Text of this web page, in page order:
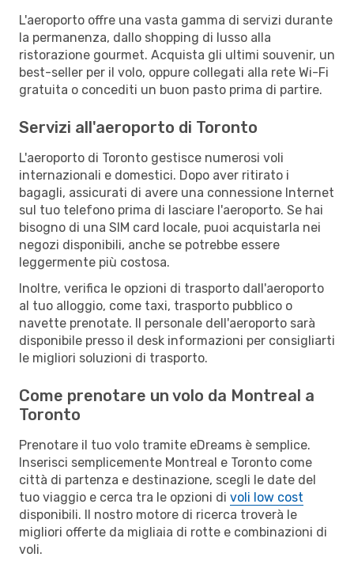
L'aeroporto offre una vasta gamma di servizi durante
la permanenza, dallo shopping di lusso alla
ristorazione gourmet. Acquista gli ultimi souvenir, un
best-seller per il volo, oppure collegati alla rete Wi-Fi
gratuita o concediti un buon pasto prima di partire.
Servizi all'aeroporto di Toronto
L'aeroporto di Toronto gestisce numerosi voli
internazionali e domestici. Dopo aver ritirato i
bagagli, assicurati di avere una connessione Internet
sul tuo telefono prima di lasciare l'aeroporto. Se hai
bisogno di una SIM card locale, puoi acquistarla nei
negozi disponibili, anche se potrebbe essere
leggermente più costosa.
Inoltre, verifica le opzioni di trasporto dall'aeroporto
al tuo alloggio, come taxi, trasporto pubblico o
navette prenotate. Il personale dell'aeroporto sarà
disponibile presso il desk informazioni per consigliarti
le migliori soluzioni di trasporto.
Come prenotare un volo da Montreal a
Toronto
Prenotare il tuo volo tramite eDreams è semplice.
Inserisci semplicemente Montreal e Toronto come
città di partenza e destinazione, scegli le date del
tuo viaggio e cerca tra le opzioni di voli low cost
disponibili. Il nostro motore di ricerca troverà le
migliori offerte da migliaia di rotte e combinazioni di
voli.